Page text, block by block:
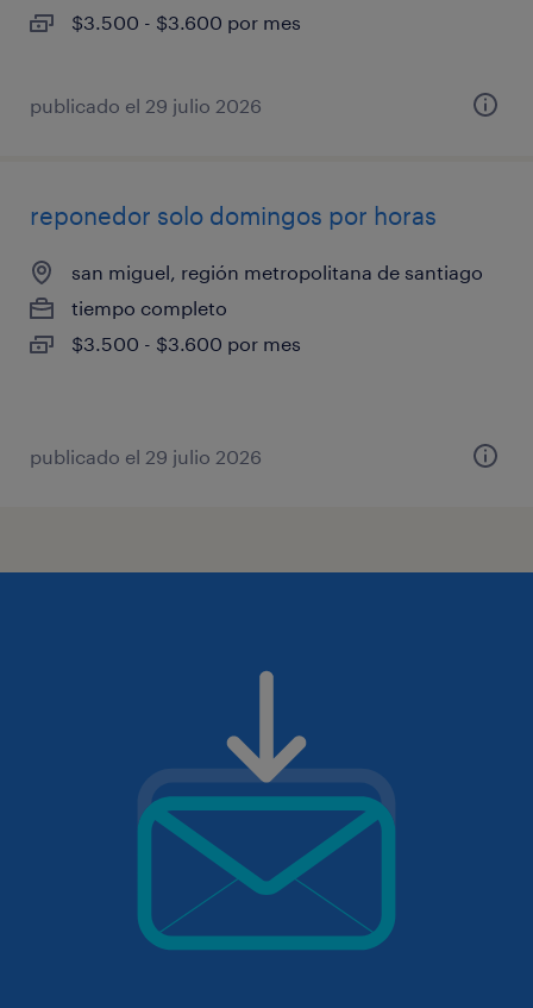
$3.500 - $3.600 por mes
publicado el 29 julio 2026
reponedor solo domingos por horas
san miguel, región metropolitana de santiago
tiempo completo
$3.500 - $3.600 por mes
publicado el 29 julio 2026